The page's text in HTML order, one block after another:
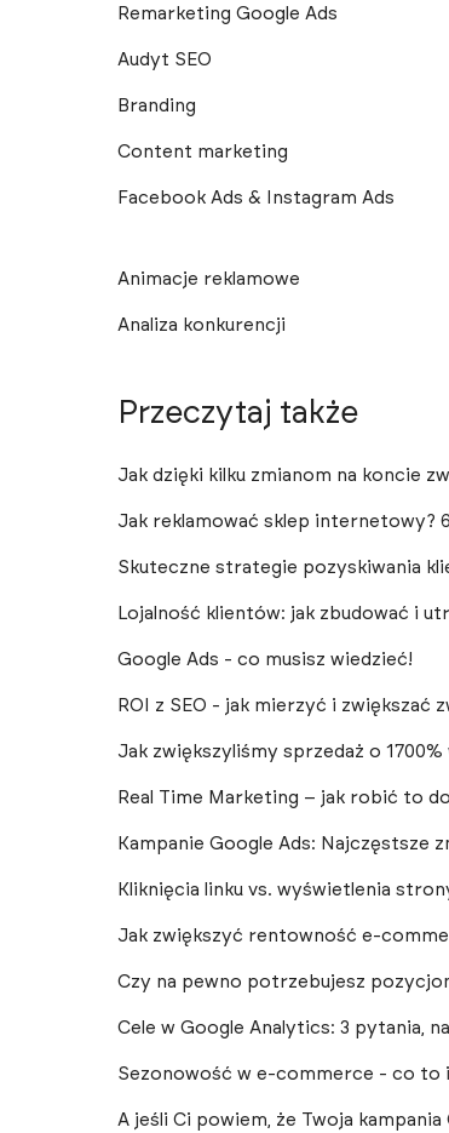
Remarketing Google Ads
Audyt SEO
Branding
Content marketing
Facebook Ads & Instagram Ads
Animacje reklamowe
Analiza konkurencji
Przeczytaj także
Jak dzięki kilku zmianom na koncie
Jak reklamować sklep internetowy?
Skuteczne strategie pozyskiwania
Lojalność klientów: jak zbudować i
Google Ads - co musisz wiedzieć!
ROI z SEO - jak mierzyć i
Jak zwiększyliśmy sprzedaż o
Real Time Marketing – jak robić to
Kampanie Google Ads: Najczęstsze
Kliknięcia linku vs. wyświetlenia
Jak zwiększyć rentowność e-
Czy na pewno potrzebujesz
Cele w Google Analytics: 3 pytania,
Sezonowość w e-commerce - co to
A jeśli Ci powiem, że Twoja